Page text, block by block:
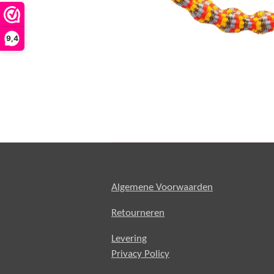
9,4
Algemene Voorwaarden
Retourneren
Levering
Privacy Policy